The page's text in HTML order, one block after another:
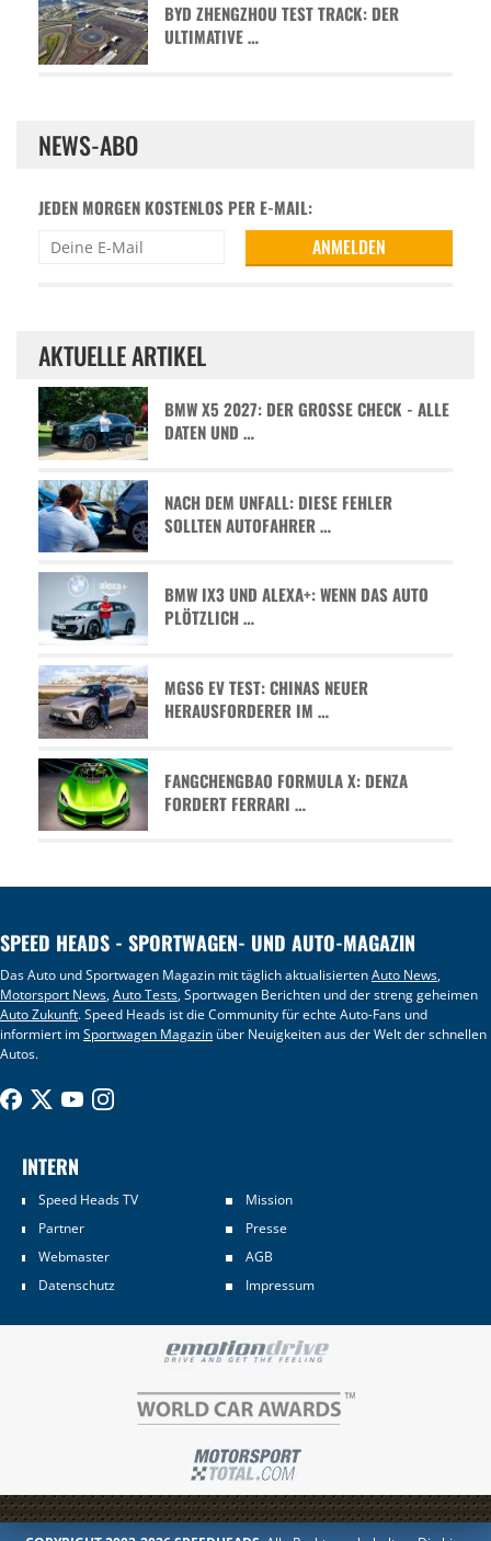
BYD ZHENGZHOU TEST TRACK: DER
ULTIMATIVE …
NEWS-ABO
JEDEN MORGEN KOSTENLOS PER E-MAIL:
AKTUELLE ARTIKEL
BMW X5 2027: DER GROSSE CHECK - ALLE D
ATEN UND …
NACH DEM UNFALL: DIESE FEHLER
SOLLTEN AUTOFAHRER …
BMW IX3 UND ALEXA+: WENN DAS AUTO
PLÖTZLICH …
MGS6 EV TEST: CHINAS NEUER
HERAUSFORDERER IM …
FANGCHENGBAO FORMULA X: DENZA
FORDERT FERRARI …
SPEED HEADS - SPORTWAGEN- UND AUTO-MAGAZIN
Das Auto und Sportwagen Magazin mit täglich aktualisiertenAuto News,
Motorsport News,Auto Tests, Sportwagen Berichten und der streng geheimen
Auto Zukunft. Speed Heads ist die Community für echte Auto-Fans und
informiert imSportwagen Magazin über Neuigkeiten aus der Welt der schnellen
Autos.
INTERN
Speed Heads TV
Mission
Partner
Presse
Webmaster
AGB
Datenschutz
Impressum